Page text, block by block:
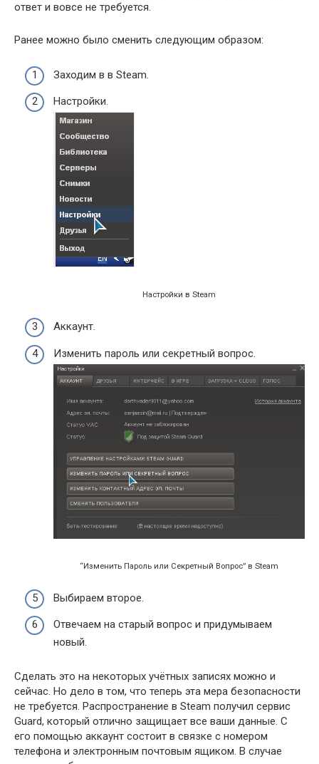
ответ и вовсе не требуется.
Ранее можно было сменить следующим образом:
Заходим в в Steam.
Настройки.
Настройки в Steam
Аккаунт.
Изменить пароль или секретный вопрос.
“Изменить Пароль или Секретный Вопрос” в Steam
Выбираем второе.
Отвечаем на старый вопрос и придумываем
новый.
Сделать это на некоторых учётных записях можно и
сейчас. Но дело в том, что теперь эта мера безопасности
не требуется. Распространение в Steam получил сервис
Guard, который отлично защищает все ваши данные. С
его помощью аккаунт состоит в связке с номером
телефона и электронным почтовым ящиком. В случае